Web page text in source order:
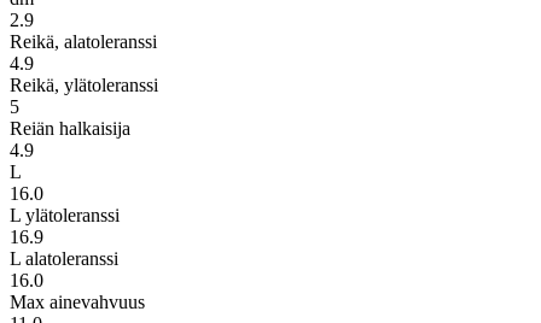
2.9
Reikä, alatoleranssi
4.9
Reikä, ylätoleranssi
5
Reiän halkaisija
4.9
L
16.0
L ylätoleranssi
16.9
L alatoleranssi
16.0
Max ainevahvuus